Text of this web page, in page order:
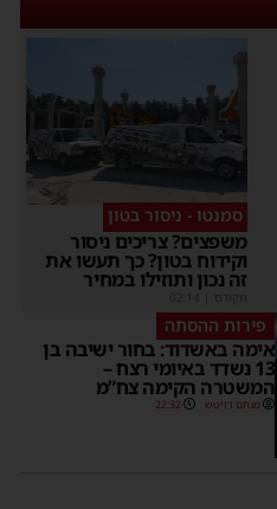
סמנטו - ניסור בטון
משפצים? צריכים ניסור
וקידוח בטון? כך תעשו את
זה נכון ותוזילו במחיר
מקודם
פירות ההסתה
אימה באשדוד: בחור ישיבה בן
13 נשדד באיומי רצח –
המשטרה הקימה צח”מ
מנחם דויטש 22:32